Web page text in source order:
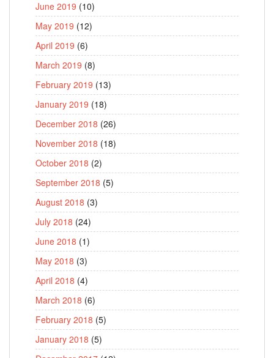
June 2019 (10)
May 2019 (12)
April 2019 (6)
March 2019 (8)
February 2019 (13)
January 2019 (18)
December 2018 (26)
November 2018 (18)
October 2018 (2)
September 2018 (5)
August 2018 (3)
July 2018 (24)
June 2018 (1)
May 2018 (3)
April 2018 (4)
March 2018 (6)
February 2018 (5)
January 2018 (5)